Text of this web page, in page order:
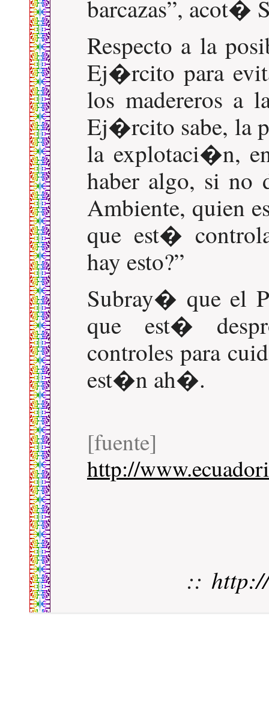
barcazas , acot�
Respecto a la
Ej�rcito para
los madereros a
Ej�rcito sabe, la
la explotaci�n,
haber algo, si no
Ambiente, quien
que est�
hay esto?
Subray� que el
que est�
controles para
est�n ah�.
[fuente]
http://
::